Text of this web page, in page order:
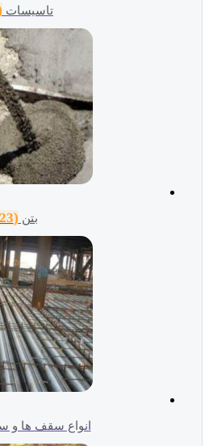
تاسیسات(185)
انواع سقف ها و سازه ها(222)